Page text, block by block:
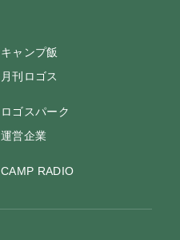
キャンプ飯
月刊ロゴス
ロゴスパーク
運営企業
CAMP RADIO